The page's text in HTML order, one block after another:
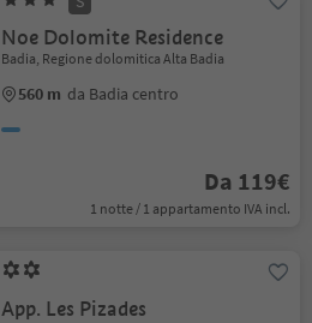
Noe Dolomite Residence
Badia, Regione dolomitica Alta Badia
560 m da Badia centro
Da 119€
1 notte / 1 appartamento IVA incl.
App. Les Pizades